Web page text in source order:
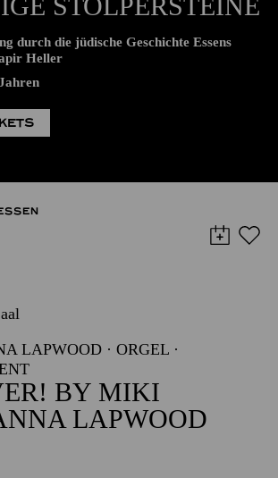
Heller
LAPWOOD · ORGEL ·
BY MIKI
LAPWOOD